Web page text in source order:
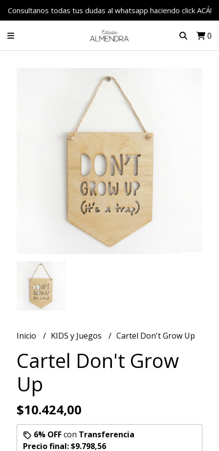
Consultanos todas tus dudas al whatsapp haciendo click ACÁ!
0
Inicio KIDS y Juegos Cartel Don't Grow Up
Cartel Don't Grow
Up
$10.424,00
6% OFFcon Transferencia
Precio final:$9.798,56